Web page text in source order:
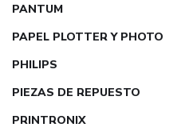
PANTUM
PAPEL PLOTTER Y PHOTO
PHILIPS
PIEZAS DE REPUESTO
PRINTRONIX